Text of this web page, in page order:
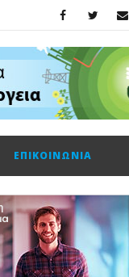
ΕΠΙΚΟΙΝΩΝΊΑ